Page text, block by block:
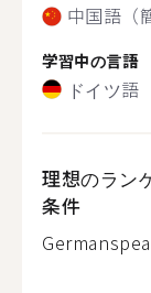
中国語（
学習中の言語
ドイツ語
理想のラン
条件